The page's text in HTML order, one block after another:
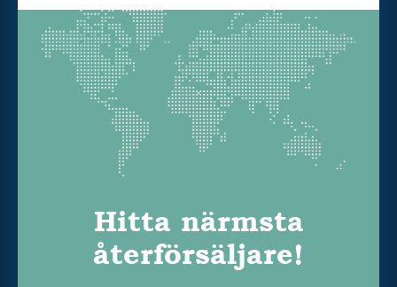
Hitta närmsta
återförsäljare!